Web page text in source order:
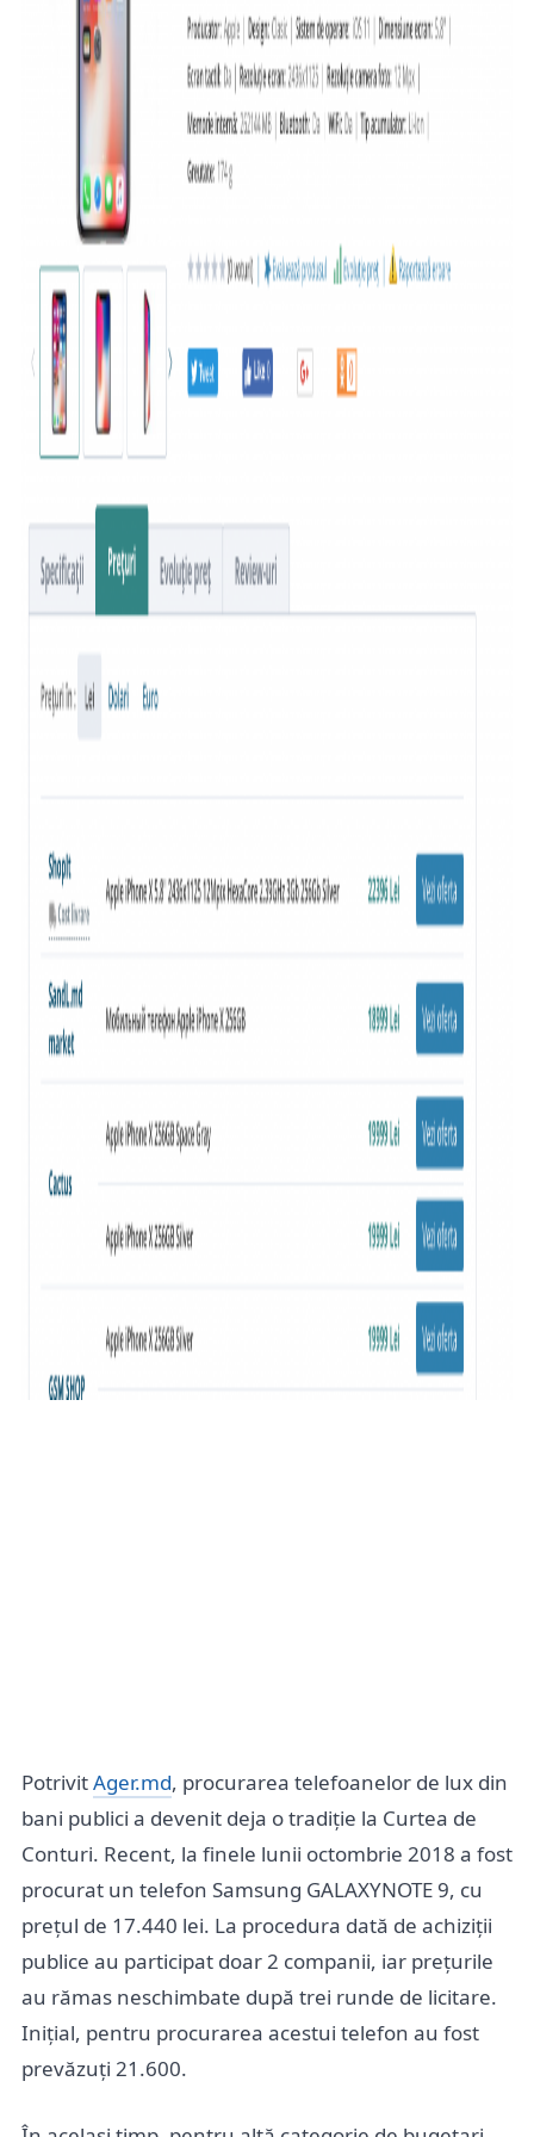
PotrivitAger.md, procurarea telefoanelor de lux din
bani publici a devenit deja o tradiție la Curtea de
Conturi. Recent, la finele lunii octombrie 2018 a fost
procurat un telefon Samsung GALAXYNOTE 9, cu
prețul de 17.440 lei. La procedura dată de achiziții
publice au participat doar 2 companii, iar prețurile
au rămas neschimbate după trei runde de licitare.
Inițial, pentru procurarea acestui telefon au fost
prevăzuți 21.600.